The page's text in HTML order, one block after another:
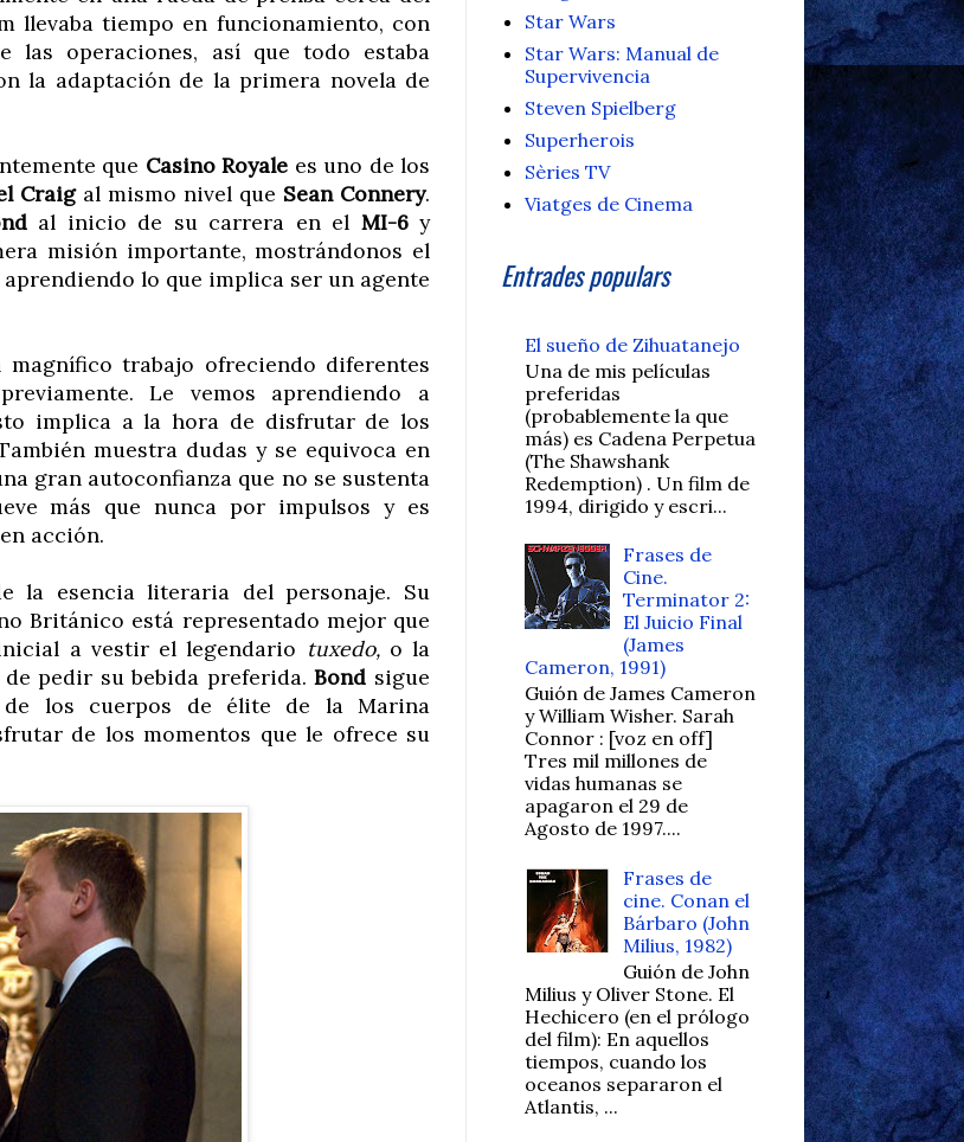
llevaba tiempo en funcionamiento, con
operaciones, así que todo estaba
la adaptación de la primera novela de
que Casino Royale es uno de los
Craigal mismo nivel que Sean Connery.
al inicio de su carrera en el MI-6y
misión importante, mostrándonos el
lo que implica ser un agente
trabajo ofreciendo diferentes
Le vemos aprendiendo a
implica a la hora de disfrutar de los
muestra dudas y se equivoca en
gran autoconfianza que no se sustenta
más que nunca por impulsos y es
acción.
la esencia literaria del personaje. Su
Británico está representado mejor que
a vestir el legendario tuxedo, o la
pedir su bebida preferida.Bond sigue
de los cuerpos de élite de la Marina
de los momentos que le ofrece su
Star Wars
Star Wars: Manual de
Supervivencia
Steven Spielberg
Superherois
Sèries TV
Viatges de Cinema
Entrades populars
El sueño de Zihuatanejo
Una de mis películas
preferidas
(probablemente la que
más) es Cadena Perpetua
(The Shawshank
Redemption) . Un film de
1994, dirigido y escri...
Frases de
Cine.
Terminator 2:
El Juicio Final
(James
Cameron, 1991)
Guión de James Cameron
y William Wisher. Sarah
Connor : [voz en off]
Tres mil millones de
vidas humanas se
apagaron el 29 de
Agosto de 1997....
Frases de
cine. Conan el
Bárbaro (John
Milius, 1982)
Guión de John
Milius y Oliver Stone. El
Hechicero (en el prólogo
del film): En aquellos
tiempos, cuando los
oceanos separaron el
Atlantis, ...